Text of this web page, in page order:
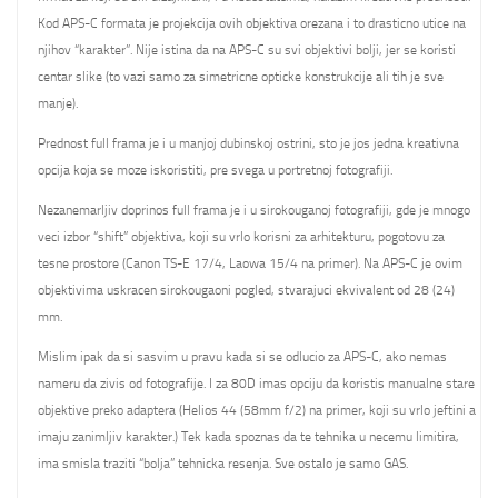
Kod APS-C formata je projekcija ovih objektiva orezana i to drasticno utice na
njihov “karakter”. Nije istina da na APS-C su svi objektivi bolji, jer se koristi
centar slike (to vazi samo za simetricne opticke konstrukcije ali tih je sve
manje).
Prednost full frama je i u manjoj dubinskoj ostrini, sto je jos jedna kreativna
opcija koja se moze iskoristiti, pre svega u portretnoj fotografiji.
Nezanemarljiv doprinos full frama je i u sirokouganoj fotografiji, gde je mnogo
veci izbor “shift” objektiva, koji su vrlo korisni za arhitekturu, pogotovu za
tesne prostore (Canon TS-E 17/4, Laowa 15/4 na primer). Na APS-C je ovim
objektivima uskracen sirokougaoni pogled, stvarajuci ekvivalent od 28 (24)
mm.
Mislim ipak da si sasvim u pravu kada si se odlucio za APS-C, ako nemas
nameru da zivis od fotografije. I za 80D imas opciju da koristis manualne stare
objektive preko adaptera (Helios 44 (58mm f/2) na primer, koji su vrlo jeftini a
imaju zanimljiv karakter.) Tek kada spoznas da te tehnika u necemu limitira,
ima smisla traziti “bolja” tehnicka resenja. Sve ostalo je samo GAS.